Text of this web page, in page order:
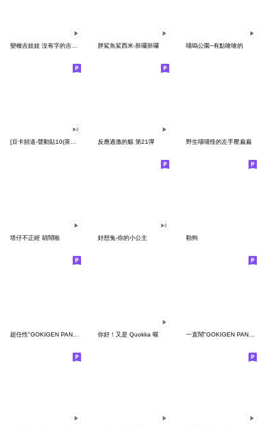
胖鯊魚鯊西米-胚囉胚囉 喵嗚公園−有點嗆嗆的
反應過激的貓 第21彈 野生喵喵怪的左手壓扁扁
塔仔不正經 胡鬧啪 好想兔-你的小公主 勒狗
你好！又是 Quokka 喔 一直鬧"GOKIGEN PANDA" 台灣版